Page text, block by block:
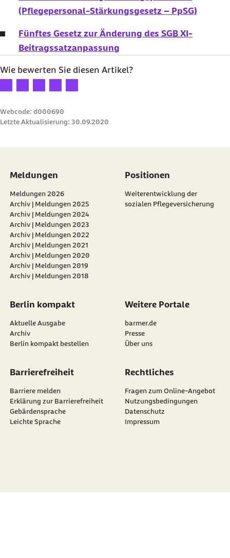
(Pflegepersonal-Stärkungsgesetz – PpSG)
Fünftes Gesetz zur Änderung des SGB XI-
Beitragssatzanpassung
Wie bewerten Sie diesen Artikel?
Ihre Bewertung: 1 Stern
Ihre Bewertung: 2 Sterne
Ihre Bewertung: 3 Sterne
Ihre Bewertung: 4 Sterne
Ihre Bewertung: 5 Sterne
Webcode: d000690
Letzte Aktualisierung: 30.09.2020
Meldungen
Meldungen 2026
Archiv | Meldungen 2025
Archiv | Meldungen 2024
Archiv | Meldungen 2023
Archiv | Meldungen 2022
Archiv | Meldungen 2021
Archiv | Meldungen 2020
Archiv | Meldungen 2019
Archiv | Meldungen 2018
Positionen
Weiterentwicklung der
sozialen Pflegeversicherung
Berlin kompakt
Aktuelle Ausgabe
Archiv
Berlin kompakt bestellen
Weitere Portale
barmer.de
Presse
Über uns
Barrierefreiheit
Barriere melden
Erklärung zur Barrierefreiheit
Gebärdensprache
Leichte Sprache
Rechtliches
Fragen zum Online-Angebot
Nutzungsbedingungen
Datenschutz
Impressum